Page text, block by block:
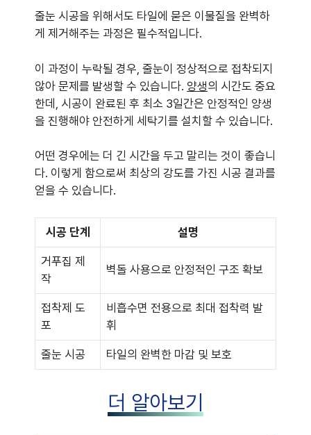
줄눈 시공을 위해서도 타일에 묻은 이물질을 완벽하
게 제거해주는 과정은 필수적입니다.
이 과정이 누락될 경우, 줄눈이 정상적으로 접착되지
않아 문제를 발생할 수 있습니다. 양생의 시간도 중요
한데, 시공이 완료된 후 최소 3일간은 안정적인 양생
을 진행해야 안전하게 세탁기를 설치할 수 있습니다.
어떤 경우에는 더 긴 시간을 두고 말리는 것이 좋습니
다. 이렇게 함으로써 최상의 강도를 가진 시공 결과를
얻을 수 있습니다.
시공 단계 설명
거푸집 제
작
벽돌 사용으로 안정적인 구조 확보
접착제 도
포
비흡수면 전용으로 최대 접착력 발
휘
줄눈 시공 타일의 완벽한 마감 및 보호
더 알아보기